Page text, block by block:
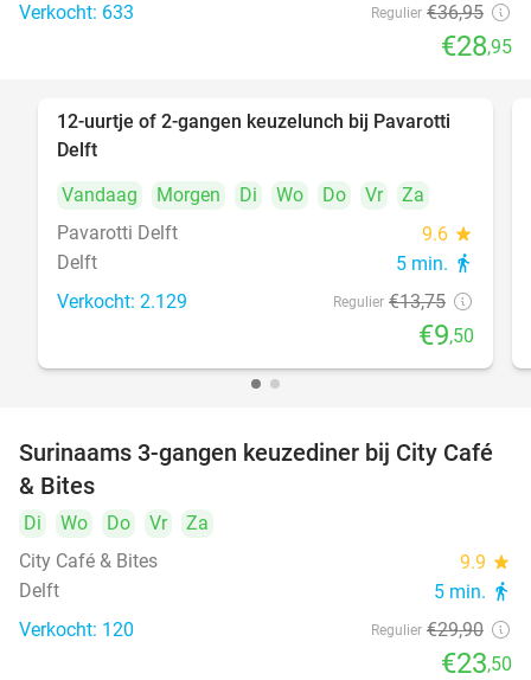
Verkocht: 633 Regulier €36,95
€28,95
31%
12-uurtje of 2-gangen keuzelunch bij Pavarotti
Delft
Vandaag
Morgen Di Wo Do Vr
Za
Pavarotti Delft
9.6 star
Delft 5 min. directions_walk
Verkocht: 2.129 Regulier €13,75
€9,50
21%
Surinaams 3-gangen keuzediner bij City Café
& Bites
Di Wo Do Vr
Za
City Café & Bites
9.9 star
Delft 5 min. directions_walk
Verkocht: 120 Regulier €29,90
€23,50